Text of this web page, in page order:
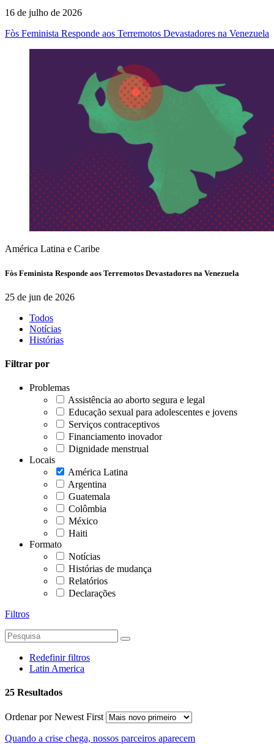
16 de julho de 2026
Fòs Feminista Responde aos Terremotos Devastadores na Venezuela
América Latina e Caribe
Fòs Feminista Responde aos Terremotos Devastadores na Venezuela
25 de jun de 2026
Todos
Notícias
Histórias
Filtrar por
Problemas
Assistência ao aborto segura e legal
Educação sexual para adolescentes e jovens
Serviços contraceptivos
Financiamento inovador
Dignidade menstrual
Locais
América Latina
Argentina
Guatemala
Colômbia
México
Haiti
Formato
Notícias
Histórias de mudança
Relatórios
Declarações
Filtros
Redefinir filtros
Latin America
25 Resultados
Ordenar por Newest First
Quando a crise chega, nossos parceiros aparecem